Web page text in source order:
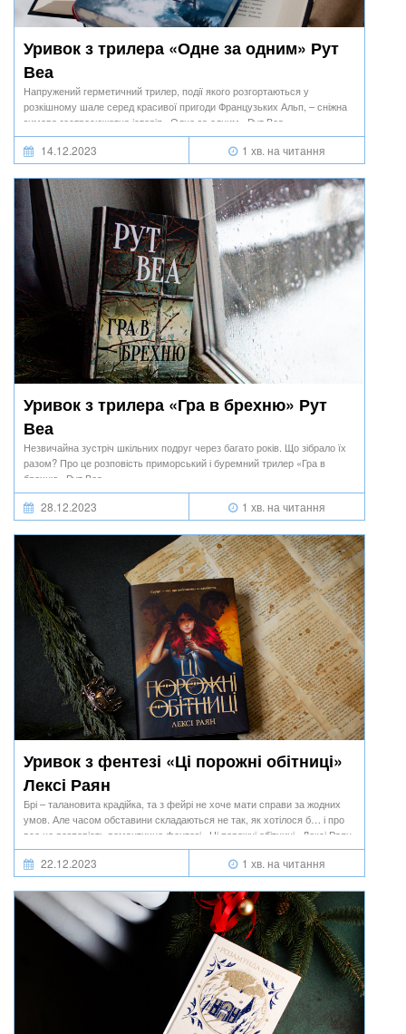
Уривок з трилера «Одне за одним» Рут
Веа
Напружений герметичний трилер, події якого розгортаються у
розкішному шале серед красивої пригоди Французьких Альп, – сніжна
зимова гостросюжетна історія «Одне за одним» Рут Веа.
14.12.2023 1 хв. на читання
Уривок з трилера «Гра в брехню» Рут
Веа
Незвичайна зустріч шкільних подруг через багато років. Що зібрало їх
разом? Про це розповість приморський і буремний трилер «Гра в
брехню» Рут Веа.
28.12.2023 1 хв. на читання
Уривок з фентезі «Ці порожні обітниці»
Лексі Раян
Брі – талановита крадійка, та з фейрі не хоче мати справи за жодних
умов. Але часом обставини складаються не так, як хотілося б… і про
все це розповість романтичне фентезі «Ці порожні обітниці» Лексі Раян.
22.12.2023 1 хв. на читання